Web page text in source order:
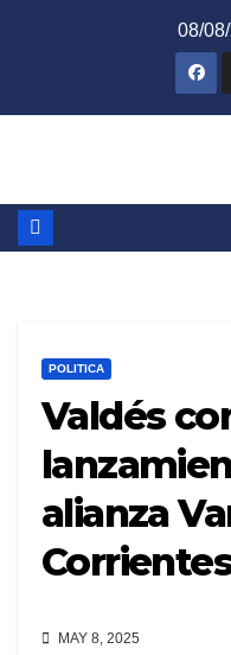
08/
POLITICA
Valdés
alianza
Corrientes
MAY 8, 2025